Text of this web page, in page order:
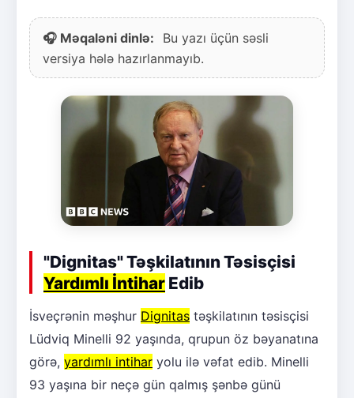
🎧 Məqaləni dinlə:
Bu yazı üçün səsli
versiya hələ hazırlanmayıb.
"Dignitas" Təşkilatının Təsisçisi
Yardımlı İntihar Edib
İsveçrənin məşhur Dignitas təşkilatının təsisçisi
Lüdviq Minelli 92 yaşında, qrupun öz bəyanatına
görə, yardımlı intihar yolu ilə vəfat edib. Minelli
93 yaşına bir neçə gün qalmış şənbə günü